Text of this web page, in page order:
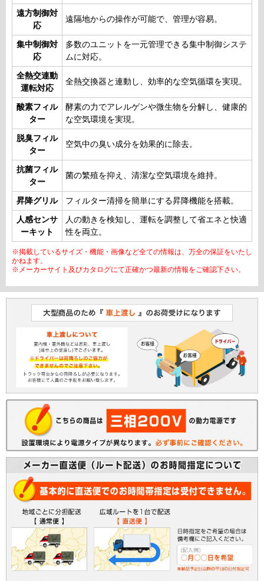
遠方制御対
応
遠隔地からの操作が可能で、管理が容易。
集中制御対
応
多数のユニットを一元管理できる集中制御システ
ムに対応。
全熱交連動
運転対応
全熱交換器と連動し、効率的な空気循環を実現。
酸素フィル
ター
酵素の力でアレルゲンや微生物を分解し、健康的
な空気環境を実現。
脱臭フィル
ター
空気中の臭い成分を効果的に除去。
抗菌フィル
ター
菌の繁殖を抑え、清潔な空気環境を維持。
昇降グリル フィルター清掃を簡単にする昇降機能を搭載。
人感センサ
ーキット
人の動きを検知し、運転を調整して省エネと快適
性を両立。
※掲載しているサイズ・機能・画像など全ての情報は、万全の保証をいたし
かねます。
※メーカーサイト及びカタログにて正確かつ最新の情報をご確認下さい。